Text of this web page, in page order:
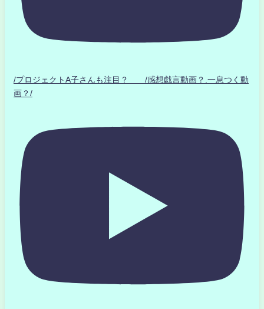
/プロジェクトA子さんも注目？ /感想戯言動画？.一息つく動
画？/